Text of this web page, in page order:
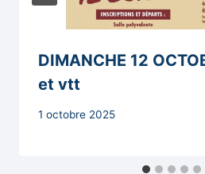
DIMANCHE 12
et vtt
Par
1 octobre 2025